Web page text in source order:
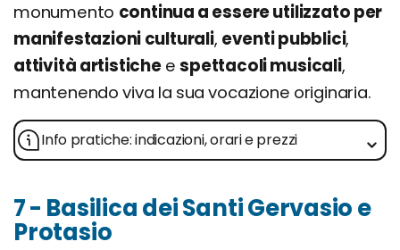
monumento continua a essere utilizzato per
manifestazioni culturali, eventi pubblici,
attività artisticheespettacoli musicali,
mantenendo viva la sua vocazione originaria.
Info pratiche: indicazioni, orari e prezzi
7 - Basilica dei Santi Gervasio e
Protasio